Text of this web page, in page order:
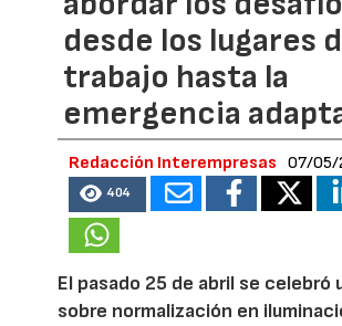
desde los lugares
trabajo hasta la
emergencia
Redacción Interempresas 07/05/
404
El pasado 25 de abril se celebró
sobre normalización en